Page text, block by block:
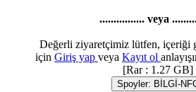
................ veya
Değerli ziyaretçimiz lütfen, içeriği
için Giriş yap veya Kayıt ol
[Rar : 1.27 GB]
Spoyler: BİLGİ-